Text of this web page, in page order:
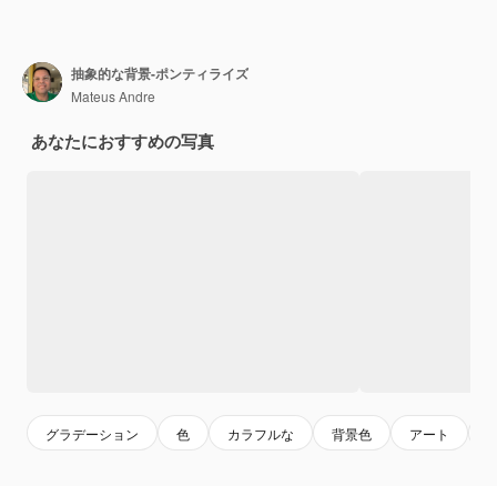
抽象的な背景-ポンティライズ
Mateus Andre
あなたにおすすめの写真
グラデーション 色 カラフルな 背景色 アート